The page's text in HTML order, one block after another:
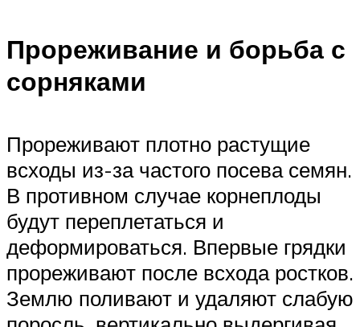
Прореживание и борьба с
сорняками
Прореживают плотно растущие
всходы из-за частого посева семян.
В противном случае корнеплоды
будут переплетаться и
деформироваться. Впервые грядки
прореживают после всхода ростков.
Землю поливают и удаляют слабую